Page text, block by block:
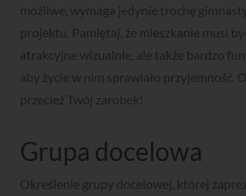
możliwe, wymaga jedynie trochę
projektu. Pamiętaj, że mieszkanie musi
atrakcyjne wizualnie, ale także bardzo
aby życie w nim sprawiało przyjemność.
przecież Twój zarobek!
Grupa docelowa
Określenie grupy docelowej, której